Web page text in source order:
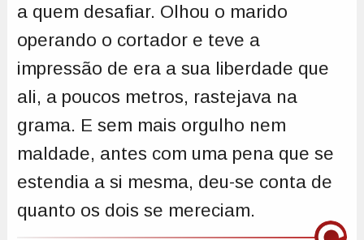
a quem desafiar. Olhou o marido
operando o cortador e teve a
impressão de era a sua liberdade que
ali, a poucos metros, rastejava na
grama. E sem mais orgulho nem
maldade, antes com uma pena que se
estendia a si mesma, deu-se conta de
quanto os dois se mereciam.